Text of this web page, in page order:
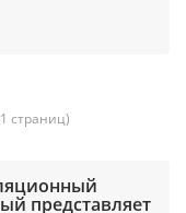
страниц)
представляет